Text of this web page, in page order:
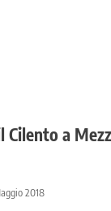
Cilento a
2018